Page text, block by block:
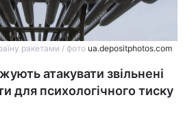
ракетами / фото ua.depositphotos.com
атакувати звільнені
для психологічного тиску